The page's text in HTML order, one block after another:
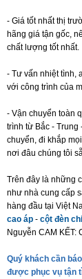
- Giá tốt nhất thị
hãng giá tận gốc,
chất lượng tốt nhất.
- Tư vấn nhiệt tình,
với công trình của
- Vận chuyển toàn
trình từ Bắc -
chuyển, đi khắp
nơi đâu chúng tôi
Trên đây là những
như nhà cung cấp
hàng đầu tại Việt
cao áp - cột đèn
Nguyễn CAM KẾT:
Quý khách cần
được phục vụ tận